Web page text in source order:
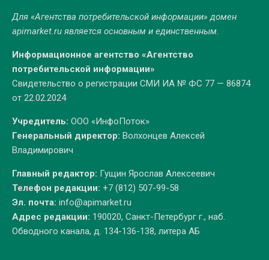
Для «Агентства потребительской информации» домен
apimarket.ruявляется основным и единственным.
Информационное агентство «Агентство
потребительской информации»
Свидетельство о регистрации СМИ ИА № ФС 77 — 86874
от 22.02.2024
Учредитель: ООО «ИнфоПоток»
Генеральный директор: Волхонцев Алексей
Владимирович
Главный редактор: Гущин Ярослав Алексеевич
Телефон редакции: +7 (812) 507-99-58
Эл. почта: info@apimarket.ru
Адрес редакции: 190020, Санкт-Петербург г., наб.
Обводного канала, д. 134-136-138, литера АБ